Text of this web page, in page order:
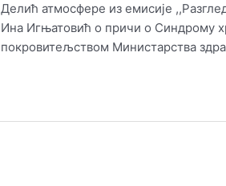
Делић атмосфере из емисије
Ина Игњатовић о причи о Синдрому
покровитељством Министарства